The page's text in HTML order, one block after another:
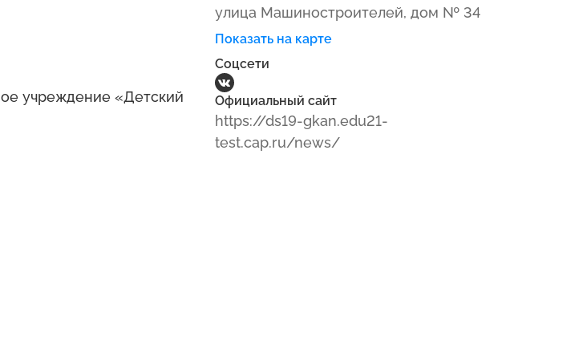
учреждение «Детский
улица Машиностроителей, дом № 34
Показать на карте
Соцсети
Официальный сайт
https://ds19-gkan.edu21-
test.cap.ru/news/